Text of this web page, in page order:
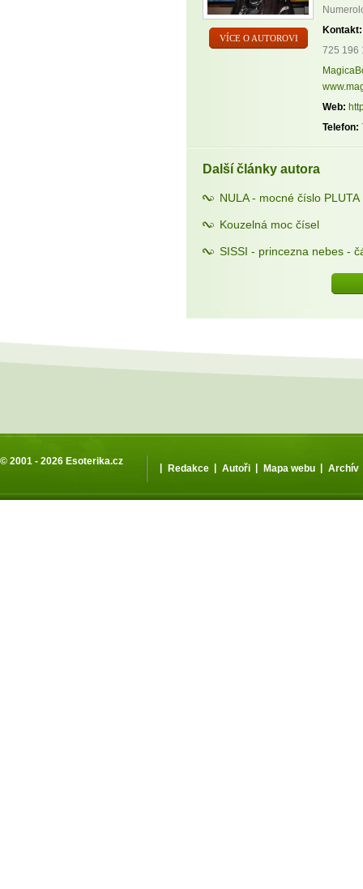
VÍCE O AUTOROVI
Kontakt:
725 196
Web:
Telefon:
Další články autora
NULA - mocné číslo PLUTA
Kouzelná moc čísel
SISSI - princezna nebes -
© 2001 - 2026 Esoterika.cz
| Redakce | Autoři | Mapa webu | Archív